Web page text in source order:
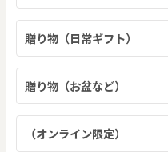
贈り物（日常ギフト）
贈り物（お盆など）
（オンライン限定）